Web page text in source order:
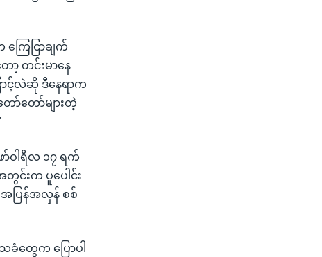
ြေငြာချက်
ာ့ တင်းမာနေ
င့်လဲဆို ဒီနေရာက
ာ်တော်များတဲ့
ဝါရီလ ၁၇ ရက်
င်းက ပူပေါင်း
ပြန်အလှန် စစ်
တွေက ပြောပါ